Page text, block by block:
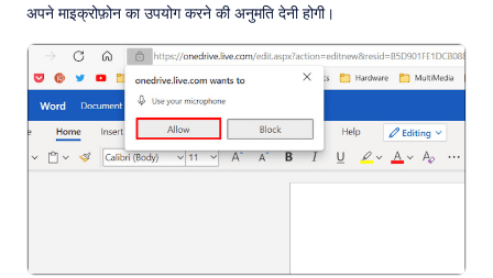
अपने माइक्रोफ़ोन का उपयोग करने की अनुमति देनी होगी।